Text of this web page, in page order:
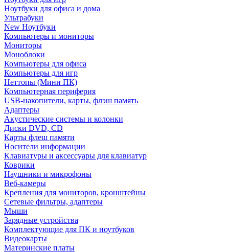
Ноутбуки для офиса и дома
Ультрабуки
New Ноутбуки
Компьютеры и мониторы
Мониторы
Моноблоки
Компьютеры для офиса
Компьютеры для игр
Неттопы (Мини ПК)
Компьютерная периферия
USB-накопители, карты, флэш память
Адаптеры
Акустические системы и колонки
Диски DVD, CD
Карты флеш памяти
Носители информации
Клавиатуры и аксессуары для клавиатур
Коврики
Наушники и микрофоны
Веб-камеры
Крепления для мониторов, кронштейны
Сетевые фильтры, адаптеры
Мыши
Зарядные устройства
Комплектующие для ПК и ноутбуков
Видеокарты
Материнские платы